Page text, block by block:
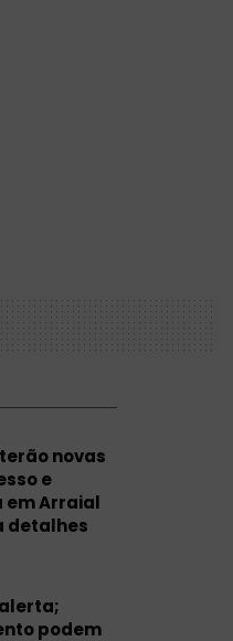
novas
e
em Arraial
detalhes
podem